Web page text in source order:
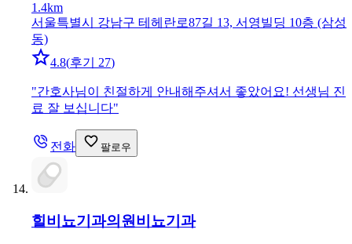
1.4km
서울특별시 강남구 테헤란로87길 13, 서영빌딩 10층 (삼성
동)
4.8(후기 27)
"간호사님이 친절하게 안내해주셔서 좋았어요! 선생님 진
료 잘 보십니다"
전화 팔로우
힐비뇨기과의원 비뇨기과